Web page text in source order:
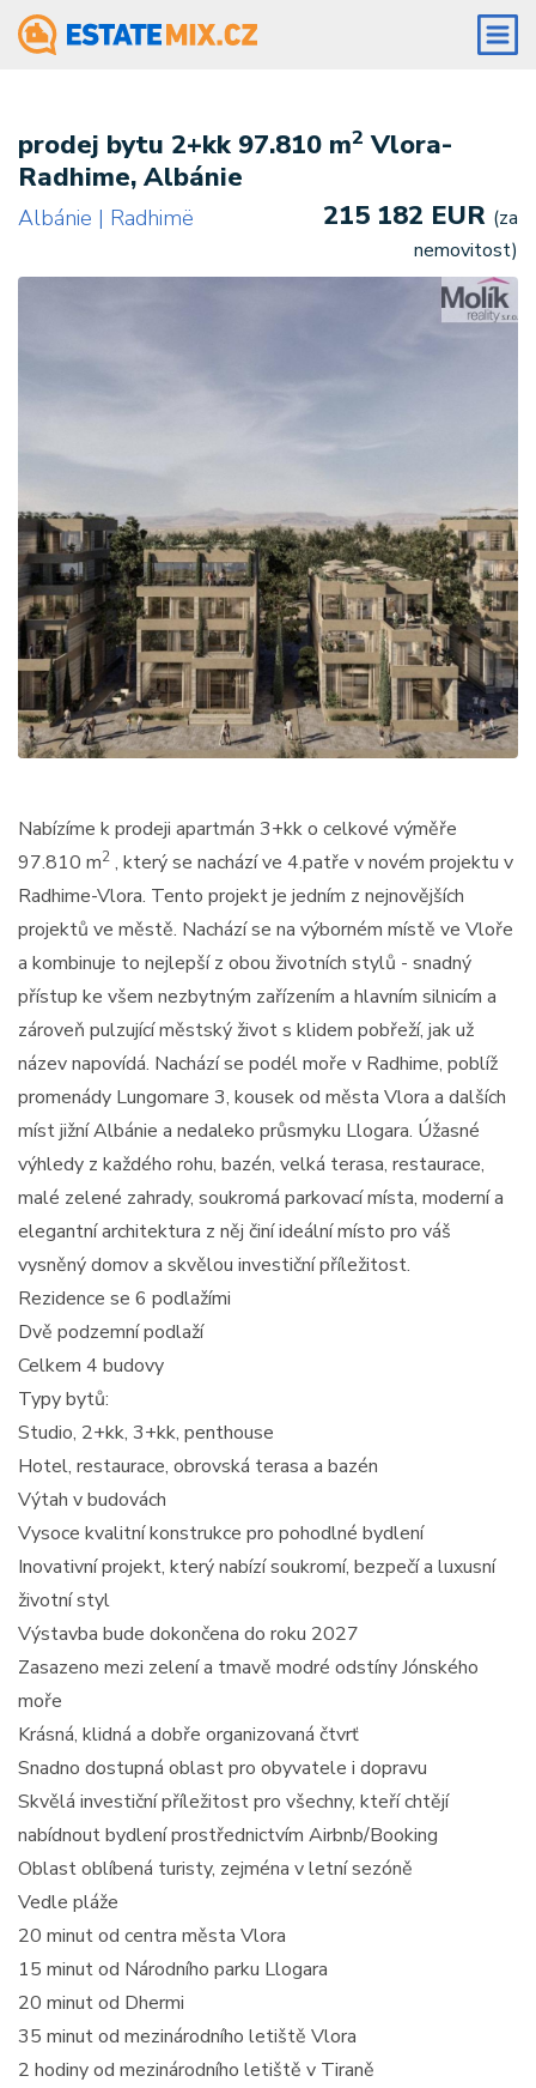
prodej bytu 2+kk 97.810 m2 Vlora-
Radhime, Albánie
Albánie | Radhimë 215 182 EUR (za
nemovitost)
Nabízíme k prodeji apartmán 3+kk o celkové výměře
97.810 m2 , který se nachází ve 4.patře v novém projektu v
Radhime-Vlora. Tento projekt je jedním z nejnovějších
projektů ve městě. Nachází se na výborném místě ve Vloře
a kombinuje to nejlepší z obou životních stylů - snadný
přístup ke všem nezbytným zařízením a hlavním silnicím a
zároveň pulzující městský život s klidem pobřeží, jak už
název napovídá. Nachází se podél moře v Radhime, poblíž
promenády Lungomare 3, kousek od města Vlora a dalších
míst jižní Albánie a nedaleko průsmyku Llogara. Úžasné
výhledy z každého rohu, bazén, velká terasa, restaurace,
malé zelené zahrady, soukromá parkovací místa, moderní a
elegantní architektura z něj činí ideální místo pro váš
vysněný domov a skvělou investiční příležitost.
Rezidence se 6 podlažími
Dvě podzemní podlaží
Celkem 4 budovy
Typy bytů:
Studio, 2+kk, 3+kk, penthouse
Hotel, restaurace, obrovská terasa a bazén
Výtah v budovách
Vysoce kvalitní konstrukce pro pohodlné bydlení
Inovativní projekt, který nabízí soukromí, bezpečí a luxusní
životní styl
Výstavba bude dokončena do roku 2027
Zasazeno mezi zelení a tmavě modré odstíny Jónského
moře
Krásná, klidná a dobře organizovaná čtvrť
Snadno dostupná oblast pro obyvatele i dopravu
Skvělá investiční příležitost pro všechny, kteří chtějí
nabídnout bydlení prostřednictvím Airbnb/Booking
Oblast oblíbená turisty, zejména v letní sezóně
Vedle pláže
20 minut od centra města Vlora
15 minut od Národního parku Llogara
20 minut od Dhermi
35 minut od mezinárodního letiště Vlora
2 hodiny od mezinárodního letiště v Tiraně